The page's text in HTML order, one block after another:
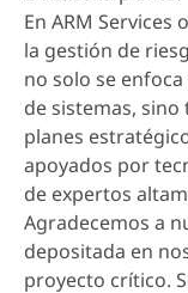
En ARM
la gestión de
no solo se
de sistemas,
planes
apoyados por
de expertos
Agradecemos a
depositada en
proyecto crítico.